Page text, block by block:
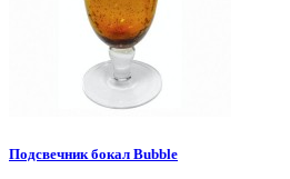
Подсвечник бокал Bubble